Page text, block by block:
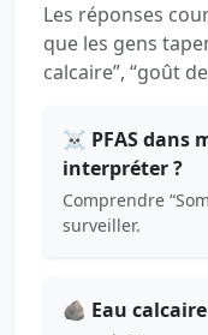
Les réponses
que les gens
calcaire”, “goût
☠️ PFAS dans
interpréter ?
Comprendre
surveiller.
🪨 Eau